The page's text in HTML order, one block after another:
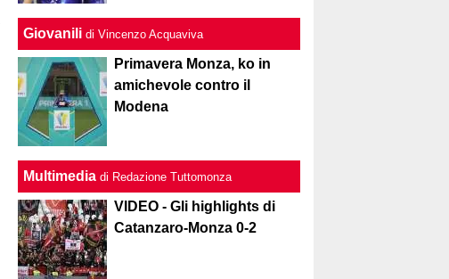
Giovanili di Vincenzo Acquaviva
Primavera Monza, ko in
amichevole contro il
Modena
Multimedia di Redazione Tuttomonza
VIDEO - Gli highlights di
Catanzaro-Monza 0-2